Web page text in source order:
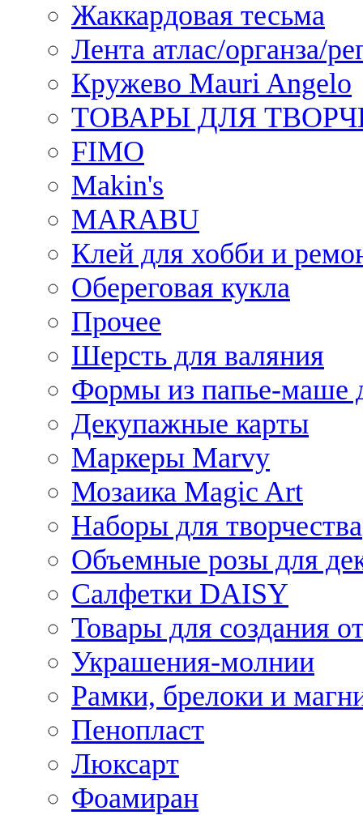
Жаккардовая тесьма
Лента атлас/органза/
Кружево Mauri Angelo
ТОВАРЫ ДЛЯ
FIMO
Makin's
MARABU
Клей для хобби и
Обереговая кукла
Прочее
Шерсть для валяния
Формы из папье-маше
Декупажные карты
Маркеры Marvy
Мозаика Magic Art
Наборы для творчества
Объемные розы для
Салфетки DAISY
Товары для создания
Украшения-молнии
Рамки, брелоки и
Пенопласт
Люксарт
Фоамиран